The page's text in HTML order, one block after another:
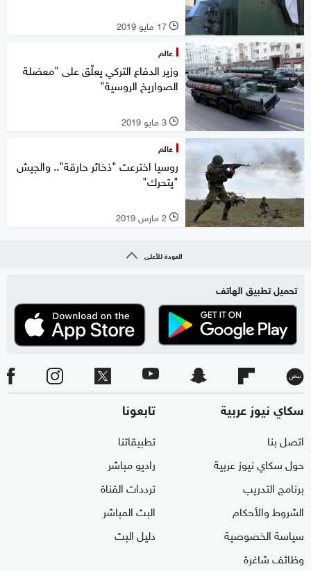
l 17 مايو 2019
عالم
وزير الدفاع التركي يعلّق على "معضلة
الصواريخ الروسية"
l 3 مايو 2019
عالم
روسيا اخترعت "ذخائر حارقة".. والجيش
"يتحرك"
l 2 مارس 2019
العودة للأعلى
تحميل تطبيق الهاتف
سكاي نيوز عربية
اتصل بنا
حول سكاي نيوز عربية
برنامج التدريب
الشروط والأحكام
سياسة الخصوصية
وظائف شاغرة
تابعونا
تطبيقاتنا
راديو مباشر
ترددات القناة
البث المباشر
دليل البث